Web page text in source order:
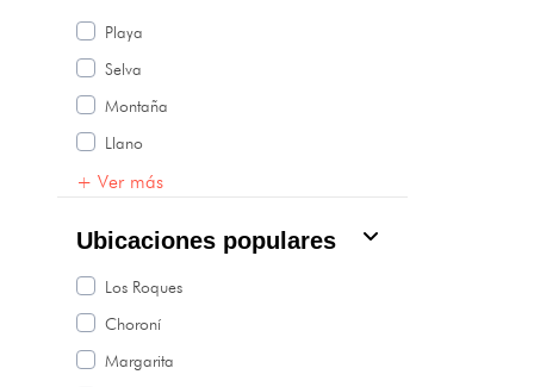
Playa
Selva
Montaña
Llano
+ Ver más
Ubicaciones populares
Los Roques
Choroní
Margarita